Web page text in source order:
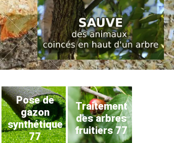
Pose de
gazon
synthétique
77
Traitement
des arbres
fruitiers 77